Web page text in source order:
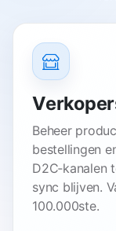
Beheer
bestellingen
D2C‑kanalen
sync blijven.
100.000ste.